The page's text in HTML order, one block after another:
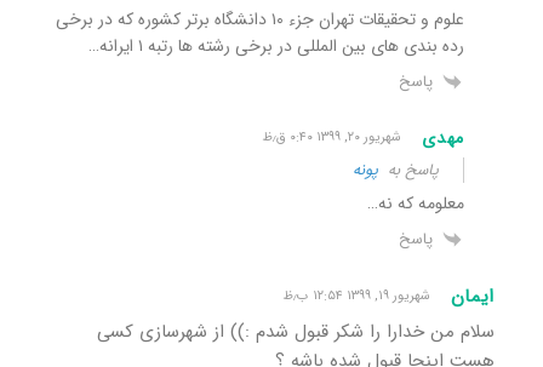
علوم و تحقیقات تهران جزء ۱۰ دانشگاه برتر کشوره که در برخی
رده بندی های بین المللی در برخی رشته ها رتبه ۱ ایرانه…
پاسخ
مهدی شهریور ۲۰, ۱۳۹۹ ۰:۴۰ ق٫ظ
پاسخ به پونه
معلومه که نه…
پاسخ
ایمان شهریور ۱۹, ۱۳۹۹ ۱۲:۵۴ ب٫ظ
سلام من خدارا را شکر قبول شدم :)) از شهرسازی کسی
هست اینجا قبول شده باشه ؟